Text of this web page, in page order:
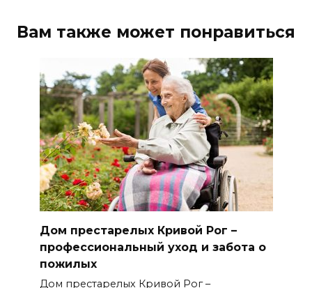
Вам также может понравиться
Дом престарелых Кривой Рог –
профессиональный уход и забота о
пожилых
Дом престарелых Кривой Рог –